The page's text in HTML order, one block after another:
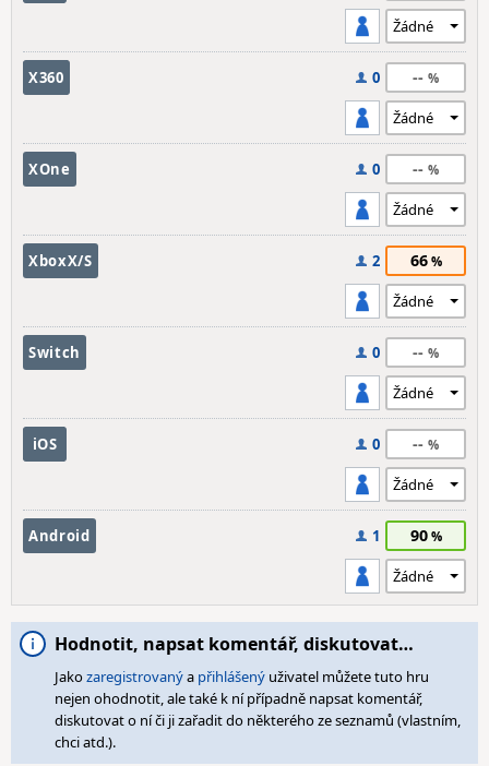
X360 0 --
XOne 0 --
XboxX/S 2 66
Switch 0 --
iOS 0 --
Android 1 90
Hodnotit, napsat komentář, diskutovat…
Jakozaregistrovanýa přihlášený uživatel můžete tuto hru
nejen ohodnotit, ale také k ní případně napsat komentář,
diskutovat o ní či ji zařadit do některého ze seznamů (vlastním,
chci atd.).